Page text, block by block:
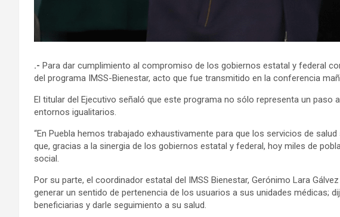
.- Para dar cumplimiento al compromiso de los gobiernos estatal y federal
del programa IMSS-Bienestar, acto que fue transmitido en la conferencia
El titular del Ejecutivo señaló que este programa no sólo representa un
entornos igualitarios.
“En Puebla hemos trabajado exhaustivamente para que los servicios de
que, gracias a la sinergia de los gobiernos estatal y federal, hoy miles de
social.
Por su parte, el coordinador estatal del IMSS Bienestar, Gerónimo Lara
generar un sentido de pertenencia de los usuarios a sus unidades médicas;
beneficiarias y darle seguimiento a su salud.